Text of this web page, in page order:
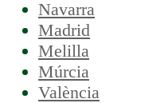
Navarra
Madrid
Melilla
Múrcia
València